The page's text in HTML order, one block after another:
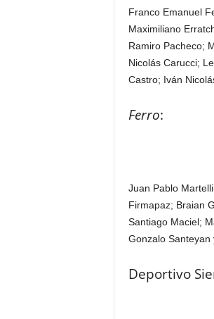
Franco Emanuel
Maximiliano
Ramiro Pacheco;
Nicolás Carucci;
Castro; Iván
Ferro:
Juan Pablo
Firmapaz; Braian
Santiago Maciel;
Gonzalo Santeyan
Deportivo